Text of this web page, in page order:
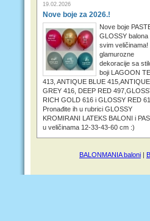
19.02.2026
Nove boje za 2026.!
Nove boje
GLOSSY balona
svim veličinama!
glamurozne
dekoracije sa
boji LAGOON
413, ANTIQUE BLUE 415,ANTIQUE
GREY 416, DEEP RED
RICH GOLD 616 i GLOSSY RED
Pronađite ih u rubrici GLOSSY
KROMIRANI LATEKS BALONI i
u veličinama 12-33-43-60 cm :)
BALONMANIA baloni |